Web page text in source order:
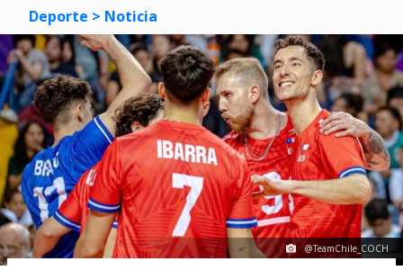
Deporte > Noticia
@TeamChile_COCH